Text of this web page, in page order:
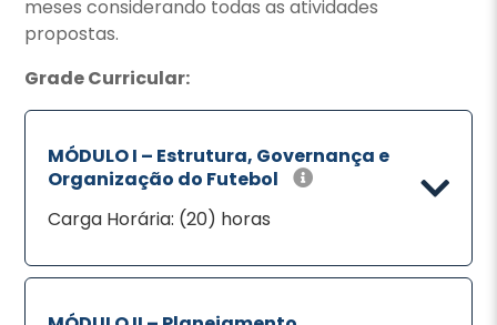
meses considerando todas as atividades
propostas.
Grade Curricular:
MÓDULO I – Estrutura, Governança e
Organização do Futebol
Carga Horária: (20) horas